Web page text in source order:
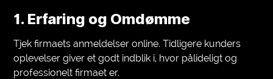
1. Erfaring og Omdømme
Tjek firmaets anmeldelser online. Tidligere kunders
oplevelser giver et godt indblik i, hvor pålideligt og
professionelt firmaet er.